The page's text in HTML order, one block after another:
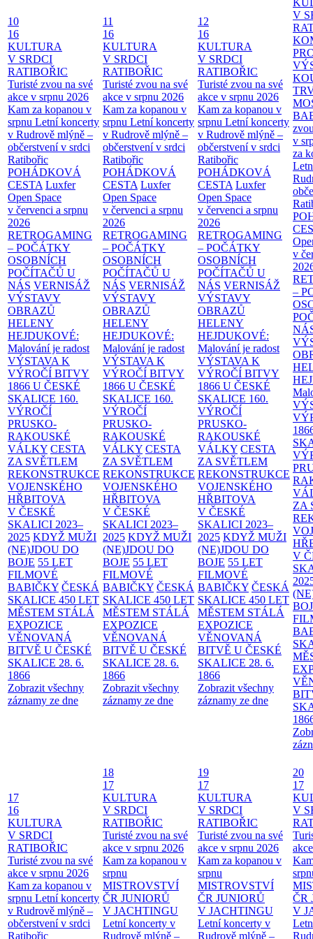
10
16
KULTURA
V SRDCI
RATIBOŘIC
Turisté zvou na své
akce v srpnu 2026
Kam za kopanou v
srpnu Letní koncerty
v Rudrově mlýně –
občerstvení v srdci
Ratibořic
POHÁDKOVÁ
CESTA Luxfer
Open Space
v červenci a srpnu
2026
RETROGAMING
– POČÁTKY
OSOBNÍCH
POČÍTAČŮ U
NÁS VERNISÁŽ
VÝSTAVY
OBRAZŮ
HELENY
HEJDUKOVÉ:
Malování je radost
VÝSTAVA K
VÝROČÍ BITVY
1866 U ČESKÉ
SKALICE 160.
VÝROČÍ
PRUSKO-
RAKOUSKÉ
VÁLKY CESTA
ZA SVĚTLEM
REKONSTRUKCE
VOJENSKÉHO
HŘBITOVA
V ČESKÉ
SKALICI 2023–
2025 KDYŽ MUŽI
(NE)JDOU DO
BOJE 55 LET
FILMOVÉ
BABIČKY ČESKÁ
SKALICE 450 LET
MĚSTEM STÁLÁ
EXPOZICE
VĚNOVANÁ
BITVĚ U ČESKÉ
SKALICE 28. 6.
1866
Zobrazit všechny
záznamy ze dne
11
16
KULTURA
V SRDCI
RATIBOŘIC
Turisté zvou na své
akce v srpnu 2026
Kam za kopanou v
srpnu Letní koncerty
v Rudrově mlýně –
občerstvení v srdci
Ratibořic
POHÁDKOVÁ
CESTA Luxfer
Open Space
v červenci a srpnu
2026
RETROGAMING
– POČÁTKY
OSOBNÍCH
POČÍTAČŮ U
NÁS VERNISÁŽ
VÝSTAVY
OBRAZŮ
HELENY
HEJDUKOVÉ:
Malování je radost
VÝSTAVA K
VÝROČÍ BITVY
1866 U ČESKÉ
SKALICE 160.
VÝROČÍ
PRUSKO-
RAKOUSKÉ
VÁLKY CESTA
ZA SVĚTLEM
REKONSTRUKCE
VOJENSKÉHO
HŘBITOVA
V ČESKÉ
SKALICI 2023–
2025 KDYŽ MUŽI
(NE)JDOU DO
BOJE 55 LET
FILMOVÉ
BABIČKY ČESKÁ
SKALICE 450 LET
MĚSTEM STÁLÁ
EXPOZICE
VĚNOVANÁ
BITVĚ U ČESKÉ
SKALICE 28. 6.
1866
Zobrazit všechny
záznamy ze dne
12
16
KULTURA
V SRDCI
RATIBOŘIC
Turisté zvou na své
akce v srpnu 2026
Kam za kopanou v
srpnu Letní koncerty
v Rudrově mlýně –
občerstvení v srdci
Ratibořic
POHÁDKOVÁ
CESTA Luxfer
Open Space
v červenci a srpnu
2026
RETROGAMING
– POČÁTKY
OSOBNÍCH
POČÍTAČŮ U
NÁS VERNISÁŽ
VÝSTAVY
OBRAZŮ
HELENY
HEJDUKOVÉ:
Malování je radost
VÝSTAVA K
VÝROČÍ BITVY
1866 U ČESKÉ
SKALICE 160.
VÝROČÍ
PRUSKO-
RAKOUSKÉ
VÁLKY CESTA
ZA SVĚTLEM
REKONSTRUKCE
VOJENSKÉHO
HŘBITOVA
V ČESKÉ
SKALICI 2023–
2025 KDYŽ MUŽI
(NE)JDOU DO
BOJE 55 LET
FILMOVÉ
BABIČKY ČESKÁ
SKALICE 450 LET
MĚSTEM STÁLÁ
EXPOZICE
VĚNOVANÁ
BITVĚ U ČESKÉ
SKALICE 28. 6.
1866
Zobrazit všechny
záznamy ze dne
V
v
za
v
–
ZA
V
17
16
KULTURA
V SRDCI
RATIBOŘIC
Turisté zvou na své
akce v srpnu 2026
Kam za kopanou v
srpnu Letní koncerty
v Rudrově mlýně –
občerstvení v srdci
Ratibořic
18
17
KULTURA
V SRDCI
RATIBOŘIC
Turisté zvou na své
akce v srpnu 2026
Kam za kopanou v
srpnu
MISTROVSTVÍ
ČR JUNIORŮ
V JACHTINGU
Letní koncerty v
Rudrově mlýně –
19
17
KULTURA
V SRDCI
RATIBOŘIC
Turisté zvou na své
akce v srpnu 2026
Kam za kopanou v
srpnu
MISTROVSTVÍ
ČR JUNIORŮ
V JACHTINGU
Letní koncerty v
Rudrově mlýně –
20
17
V
ČR
V